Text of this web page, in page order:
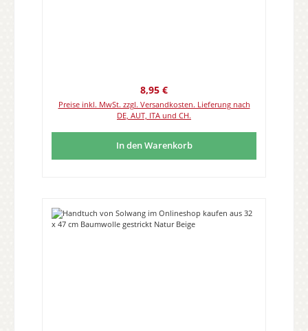
Regulärer Preis:
8,95 €
Preise inkl. MwSt. zzgl. Versandkosten. Lieferung nach
DE, AUT, ITA und CH.
In den Warenkorb